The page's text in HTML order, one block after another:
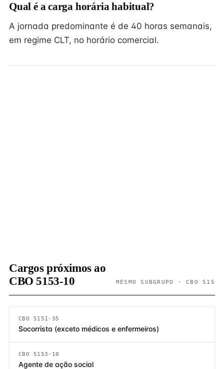
Qual é a carga horária habitual?
A jornada predominante é de 40 horas semanais,
em regime CLT, no horário comercial.
Cargos próximos ao
CBO 5153-10
MESMO SUBGRUPO · CBO 515
CBO 5151-35
Socorrista (exceto médicos e enfermeiros)
CBO 5153-10
Agente de ação social